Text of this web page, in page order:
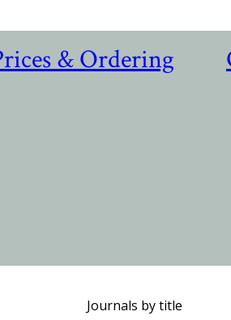
& Ordering
Journals by title